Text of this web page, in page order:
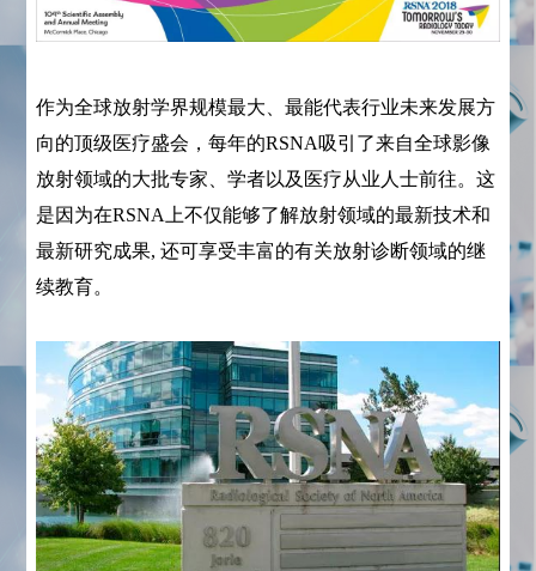
作为全球放射学界规模最大、最能代表行业未来发展方
向的顶级医疗盛会，每年的RSNA吸引了来自全球影像
放射领域的大批专家、学者以及医疗从业人士前往。这
是因为在RSNA上不仅能够了解放射领域的最新技术和
最新研究成果, 还可享受丰富的有关放射诊断领域的继
续教育。